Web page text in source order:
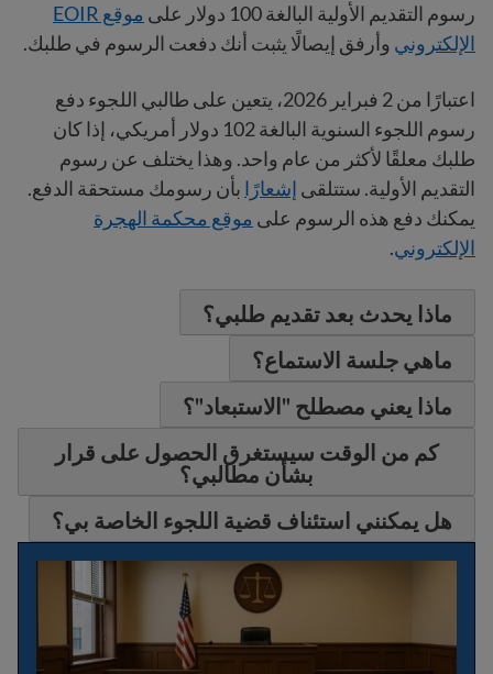
رسوم التقديم الأولية البالغة 100 دولار على
موقع EOIR
الإلكتروني وأرفق إيصالًا يثبت أنك دفعت الرسوم في طلبك.
اعتبارًا من 2 فبراير 2026، يتعين على طالبي اللجوء دفع
رسوم اللجوء السنوية البالغة 102 دولار أمريكي، إذا كان
طلبك معلقًا لأكثر من عام واحد. وهذا يختلف عن رسوم
التقديم الأولية. ستتلقى إشعارًا بأن رسومك مستحقة الدفع.
يمكنك دفع هذه الرسوم على موقع محكمة الهجرة
الإلكتروني.
ماذا يحدث بعد تقديم طلبي؟
ماهي جلسة الاستماع؟
ماذا يعني مصطلح "الاستبعاد"؟
كم من الوقت سيستغرق الحصول على قرار
بشأن مطالبي؟
هل يمكنني استئناف قضية اللجوء الخاصة بي؟